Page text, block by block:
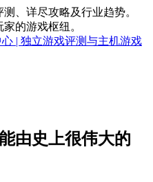
、详尽攻略及行业趋势。
的游戏枢纽。
由史上很伟大的